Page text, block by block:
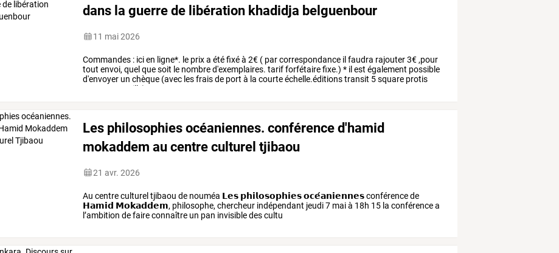
dans la guerre de libération khadidja belguenbour
11 mai 2026
Commandes : ici en ligne*. le prix a été fixé à 2€ ( par correspondance il faudra rajouter 3€ ,pour
tout envoi, quel que soit le nombre d'exemplaires. tarif forfétaire fixe.) * il est également possible
d'envoyer un chèque (avec les frais de port à la courte échelle.éditions transit 5 square protis
13002 marseille)
Les philosophies océaniennes. conférence d'hamid
mokaddem au centre culturel tjibaou
21 avr. 2026
Au centre culturel tjibaou de nouméa 𝗟𝗲𝘀 𝗽𝗵𝗶𝗹𝗼𝘀𝗼𝗽𝗵𝗶𝗲𝘀 𝗼𝗰𝗲́𝗮𝗻𝗶𝗲𝗻𝗻𝗲𝘀 conférence de
𝗛𝗮𝗺𝗶𝗱 𝗠𝗼𝗸𝗮𝗱𝗱𝗲𝗺, philosophe, chercheur indépendant jeudi 7 mai à 18h 15 la conférence a
l’ambition de faire connaître un pan invisible des cultu